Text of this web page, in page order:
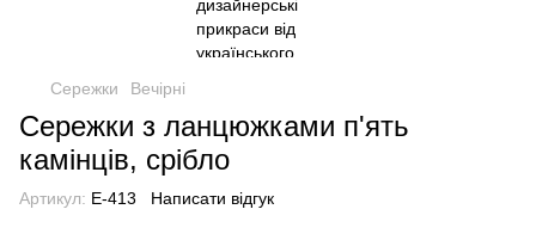
Сережки Вечірні
Сережки з ланцюжками п'ять
камінців, срібло
Артикул: E-413 Написати відгук